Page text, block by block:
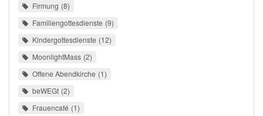
Firmung 8
Familiengottesdienste 9
Kindergottesdienste 12
MoonlightMass 2
Offene Abendkirche 1
beWEGt 2
Frauencafé 1